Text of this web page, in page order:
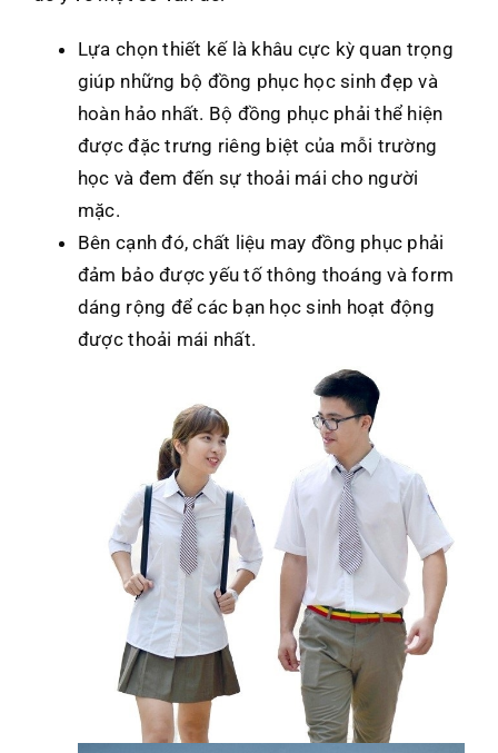
Lựa chọn thiết kế là khâu cực kỳ quan trọng
giúp những bộ đồng phục học sinh đẹp và
hoàn hảo nhất. Bộ đồng phục phải thể hiện
được đặc trưng riêng biệt của mỗi trường
học và đem đến sự thoải mái cho người
mặc.
Bên cạnh đó, chất liệu may đồng phục phải
đảm bảo được yếu tố thông thoáng và form
dáng rộng để các bạn học sinh hoạt động
được thoải mái nhất.